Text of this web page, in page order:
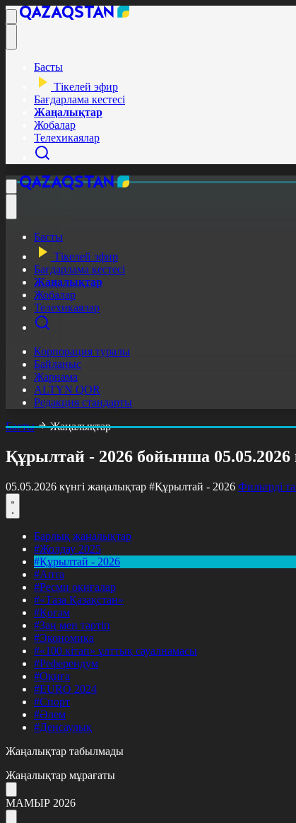
Басты
Тікелей эфир
Бағдарлама кестесі
Жаңалықтар
Жобалар
Телехикаялар
Басты
Тікелей эфир
Бағдарлама кестесі
Жаңалықтар
Жобалар
Телехикаялар
Корпорация туралы
Байланыс
Жарнама
ALTYN QOR
Редакция стандарты
Басты
Жаңалықтар
Құрылтай - 2026 бойынша 05.05.2026
05.05.2026 күнгі жаңалықтар #Құрылтай - 2026 Фильтрді
Барлық жаңалықтар
#Жолдау 2025
#Құрылтай - 2026
#Апта
#Ресми оқиғалар
#«Таза Қазақстан»
#Қоғам
#Заң мен тәртіп
#Экономика
#«100 кітап» ұлттық сауалнамасы
#Референдум
#Оқиға
#EURO 2024
#Спорт
#Әлем
#Денсаулық
Жаңалықтар табылмады
Жаңалықтар мұрағаты
МАМЫР 2026